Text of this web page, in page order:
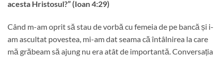
acesta Hristosul?” (Ioan 4:29)
Când m-am oprit să stau de vorbă cu femeia de pe bancă și i-
am ascultat povestea, mi-am dat seama că întâlnirea la care
mă grăbeam să ajung nu era atât de importantă. Conversația